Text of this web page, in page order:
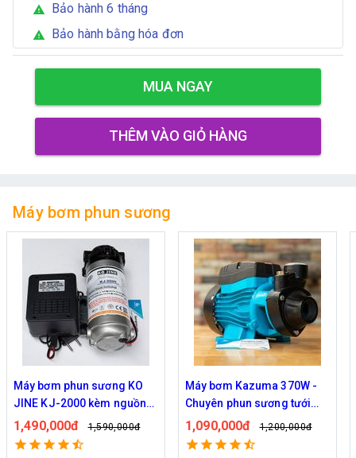
warning Bảo hành 6 tháng
warning Bảo hành bằng hóa đơn
MUA NGAY
THÊM VÀO GIỎ HÀNG
Máy bơm phun sương
Máy bơm phun sương KO
JINE KJ-2000 kèm nguồn
36V hỗ trợ 70 béc
1,490,000đ 1,590,000đ
Máy bơm Kazuma 370W -
Chuyên phun sương tưới
cây
1,090,000đ 1,200,000đ